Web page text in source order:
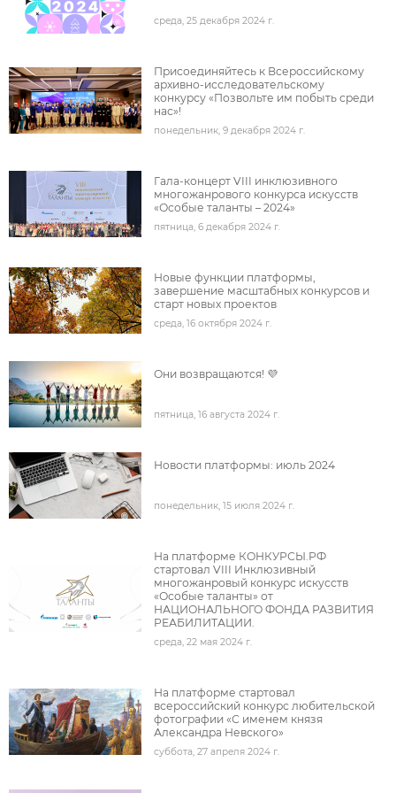
среда, 25 декабря 2024 г.подробнее
Присоединяйтесь к Всероссийскому
архивно-исследовательскому
конкурсу «Позвольте им побыть среди
нас»!
понедельник, 9 декабря 2024 г.
Гала‑концерт VIII инклюзивного
многожанрового конкурса искусств
«Особые таланты – 2024»
пятница, 6 декабря 2024 г.
Новые функции платформы,
завершение масштабных конкурсов и
старт новых проектов
среда, 16 октября 2024 г.
Они возвращаются! 💜
пятница, 16 августа 2024 г.подробнее
Новости платформы: июль 2024
понедельник, 15 июля 2024 г.
На платформе КОНКУРСЫ.РФ
стартовал VIII Инклюзивный
многожанровый конкурс искусств
«Особые таланты» от
НАЦИОНАЛЬНОГО ФОНДА РАЗВИТИЯ
РЕАБИЛИТАЦИИ.
среда, 22 мая 2024 г.
На платформе стартовал
всероссийский конкурс любительской
фотографии «С именем князя
Александра Невского»
суббота, 27 апреля 2024 г.